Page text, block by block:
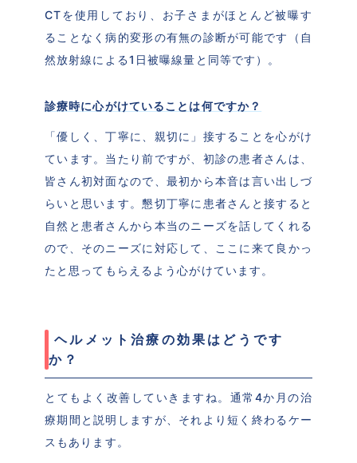
CTを使用しており、お子さまがほとんど被曝す
ることなく病的変形の有無の診断が可能です（自
然放射線による1日被曝線量と同等です）。
診療時に心がけていることは何ですか？
「優しく、丁寧に、親切に」接することを心がけ
ています。当たり前ですが、初診の患者さんは、
皆さん初対面なので、最初から本音は言い出しづ
らいと思います。懇切丁寧に患者さんと接すると
自然と患者さんから本当のニーズを話してくれる
ので、そのニーズに対応して、ここに来て良かっ
たと思ってもらえるよう心がけています。
ヘルメット治療の効果はどうです
か？
とてもよく改善していきますね。通常4か月の治
療期間と説明しますが、それより短く終わるケー
スもあります。